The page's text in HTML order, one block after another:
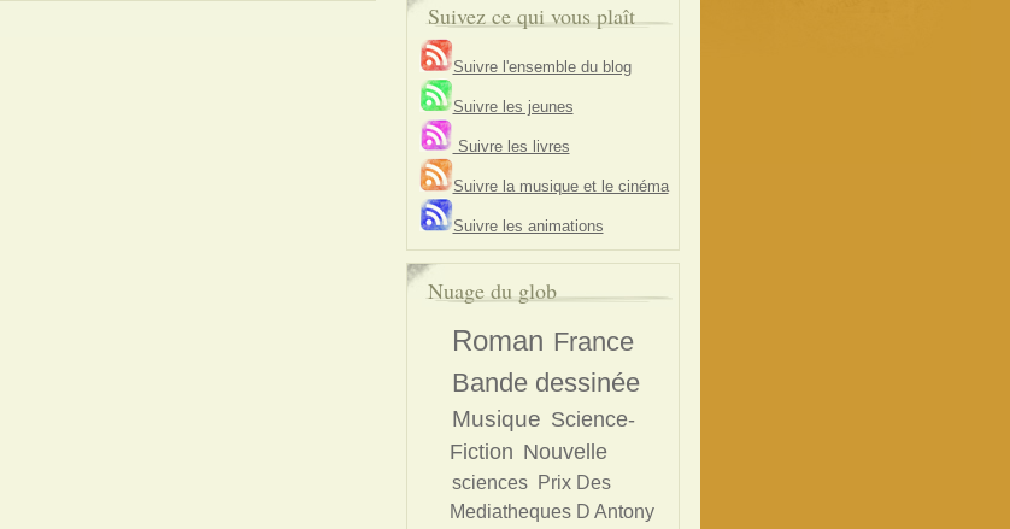
Suivez ce qui vous plaît
Suivre l'ensemble du blog
Suivre les jeunes
Suivre les livres
Suivre la musique et le cinéma
Suivre les animations
Nuage du glob
Roman France
Bande dessinée
Musique Science-
Fiction Nouvelle
sciences
Prix Des
Mediatheques D Antony